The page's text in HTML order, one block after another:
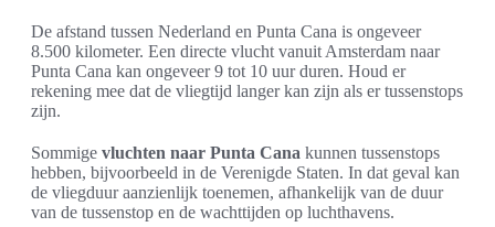
De afstand tussen Nederland en Punta Cana is ongeveer
8.500 kilometer. Een directe vlucht vanuit Amsterdam naar
Punta Cana kan ongeveer 9 tot 10 uur duren. Houd er
rekening mee dat de vliegtijd langer kan zijn als er tussenstops
zijn.
Sommige vluchten naar Punta Cana kunnen tussenstops
hebben, bijvoorbeeld in de Verenigde Staten. In dat geval kan
de vliegduur aanzienlijk toenemen, afhankelijk van de duur
van de tussenstop en de wachttijden op luchthavens.